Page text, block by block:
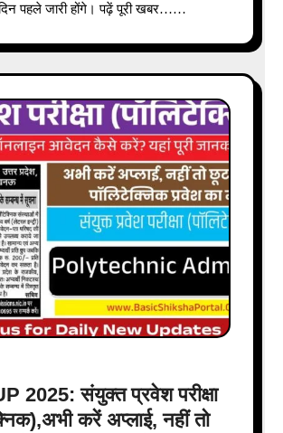
पहले जारी होंगे। पढ़ें पूरी खबर……
2025: संयुक्त प्रवेश परीक्षा
करें अप्लाई, नहीं तो